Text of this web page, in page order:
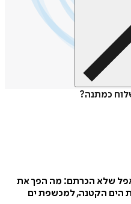
הכרתם: מה הפך את
למכשפת ים